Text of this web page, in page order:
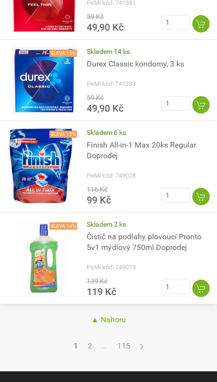
PeMi kód: 741381
59 Kč
49,90 Kč
SLEVA 15% Skladem 14 ks.
Durex Classic kondomy, 3 ks
PeMi kód: 741383
59 Kč
49,90 Kč
SLEVA 15% Skladem 6 ks.
Finish All-in-1 Max 20ks Regular
Doprodej
PeMi kód: 749028
116 Kč
99 Kč
SLEVA 14% Skladem 2 ks.
Čistič na podlahy plovoucí Pronto
5v1 mýdlový 750ml Doprodej
PeMi kód: 749019
139 Kč
119 Kč
▲ Nahoru
1 2 ... 115